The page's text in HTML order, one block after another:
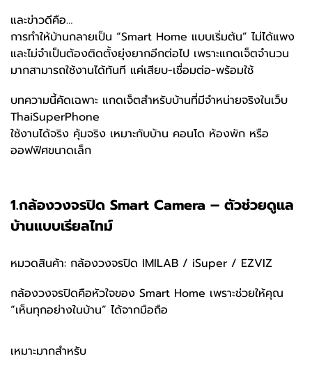
และข่าวดีคือ…
การทำให้บ้านกลายเป็น “Smart Home แบบเริ่มต้น” ไม่ได้แพง
และไม่จำเป็นต้องติดตั้งยุ่งยากอีกต่อไป เพราะแกดเจ็ตจำนวน
มากสามารถใช้งานได้ทันที แค่เสียบ-เชื่อมต่อ-พร้อมใช้
บทความนี้คัดเฉพาะ แกดเจ็ตสำหรับบ้านที่มีจำหน่ายจริงในเว็บ
ThaiSuperPhone
ใช้งานได้จริง คุ้มจริง เหมาะกับบ้าน คอนโด ห้องพัก หรือ
ออฟฟิศขนาดเล็ก
1.กล้องวงจรปิด Smart Camera – ตัวช่วยดูแล
บ้านแบบเรียลไทม์
หมวดสินค้า: กล้องวงจรปิด IMILAB / iSuper / EZVIZ
กล้องวงจรปิดคือหัวใจของ Smart Home เพราะช่วยให้คุณ
“เห็นทุกอย่างในบ้าน” ได้จากมือถือ
เหมาะมากสำหรับ